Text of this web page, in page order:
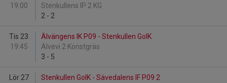
19:00
Stenkullens IP 2 KG
2 - 2
Tis 23
19:45
Älvängens IK P09 - Stenkullen GoIK
Älvevi 2 Konstgräs
3 - 5
Lör 27
Stenkullen GoIK - Sävedalens IF P09 2